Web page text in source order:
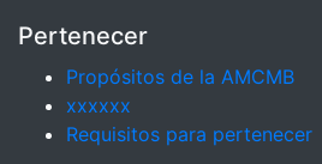
Pertenecer
Propósitos de la AMCMB
xxxxxx
Requisitos para pertenecer